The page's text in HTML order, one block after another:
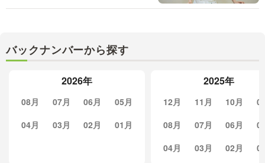
バックナンバーから探す
2026年
08月 07月 06月
05月
04月
03月 02月 01月
2025年
12月 11月 10月
08月
07月 06月
04月
03月 02月